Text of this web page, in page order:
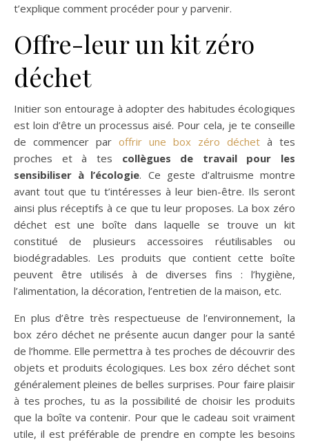
t’explique comment procéder pour y parvenir.
Offre-leur un kit zéro
déchet
Initier son entourage à adopter des habitudes écologiques
est loin d’être un processus aisé. Pour cela, je te conseille
de commencer par offrir une box zéro déchet à tes
proches et à tes collègues de travail pour les
sensibiliser à l’écologie. Ce geste d’altruisme montre
avant tout que tu t’intéresses à leur bien-être. Ils seront
ainsi plus réceptifs à ce que tu leur proposes. La box zéro
déchet est une boîte dans laquelle se trouve un kit
constitué de plusieurs accessoires réutilisables ou
biodégradables. Les produits que contient cette boîte
peuvent être utilisés à de diverses fins : l’hygiène,
l’alimentation, la décoration, l’entretien de la maison, etc.
En plus d’être très respectueuse de l’environnement, la
box zéro déchet ne présente aucun danger pour la santé
de l’homme. Elle permettra à tes proches de découvrir des
objets et produits écologiques. Les box zéro déchet sont
généralement pleines de belles surprises. Pour faire plaisir
à tes proches, tu as la possibilité de choisir les produits
que la boîte va contenir. Pour que le cadeau soit vraiment
utile, il est préférable de prendre en compte les besoins